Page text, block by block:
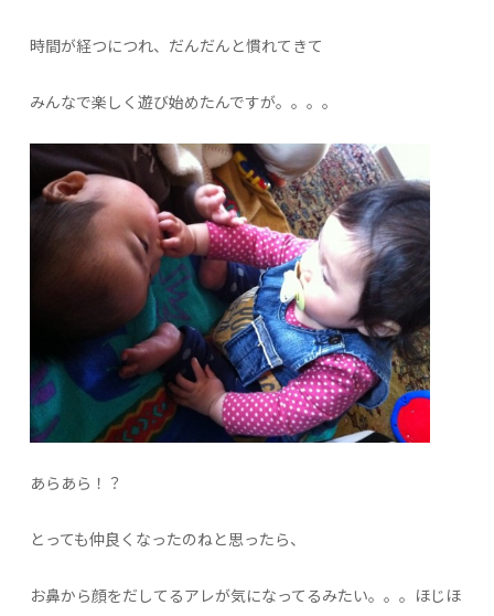
時間が経つにつれ、だんだんと慣れてきて
みんなで楽しく遊び始めたんですが。。。。
あらあら！？
とっても仲良くなったのねと思ったら、
お鼻から顔をだしてるアレが気になってるみたい。。。ほじほ